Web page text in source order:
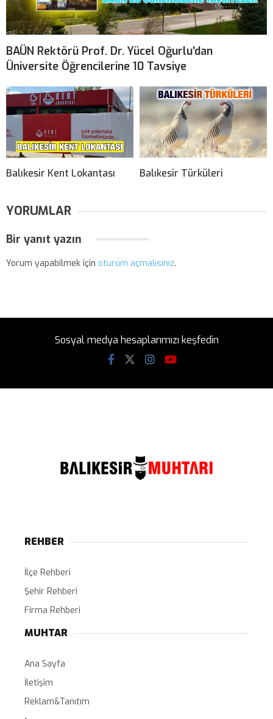
BAÜN Rektörü Prof. Dr. Yücel Oğurlu’dan
Üniversite Öğrencilerine 10 Tavsiye
Balıkesir Kent Lokantası Balıkesir Türküleri
YORUMLAR
Bir yanıt yazın
Yorum yapabilmek için oturum açmalısınız.
Sosyal medya hesaplarımızı keşfedin
REHBER
İlçe Rehberi
Şehir Rehberi
Firma Rehberi
MUHTAR
Ana Sayfa
İletişim
Reklam&Tanıtım